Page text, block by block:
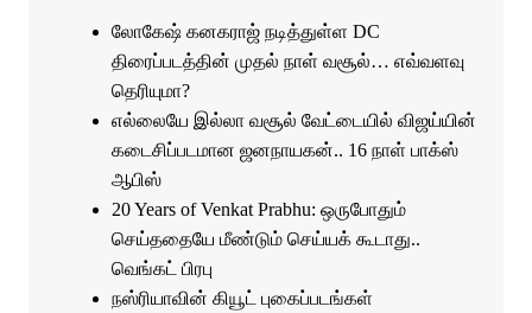
லோகேஷ் கனகராஜ் நடித்துள்ள DC
திரைப்படத்தின் முதல் நாள் வசூல்… எவ்வளவு
தெரியுமா?
எல்லையே இல்லா வசூல் வேட்டையில் விஜய்யின்
கடைசிப்படமான ஜனநாயகன்.. 16 நாள் பாக்ஸ்
ஆபிஸ்
20 Years of Venkat Prabhu: ஒருபோதும்
செய்ததையே மீண்டும் செய்யக் கூடாது..
வெங்கட் பிரபு
நஸ்ரியாவின் கியூட் புகைப்படங்கள்